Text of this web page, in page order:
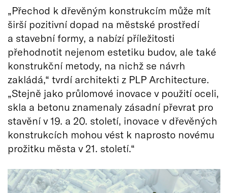
„Přechod k dřevěným konstrukcím může mít
širší pozitivní dopad na městské prostředí
a stavební formy, a nabízí příležitosti
přehodnotit nejenom estetiku budov, ale také
konstrukční metody, na nichž se návrh
zakládá,“ tvrdí architekti z PLP Architecture.
„Stejně jako průlomové inovace v použití oceli,
skla a betonu znamenaly zásadní převrat pro
stavění v 19. a 20. století, inovace v dřevěných
konstrukcích mohou vést k naprosto novému
prožitku města v 21. století.“